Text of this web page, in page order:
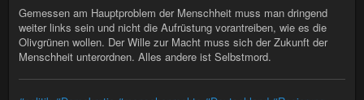
Gemessen am Hauptproblem der Menschheit muss man dringend
weiter links sein und nicht die Aufrüstung vorantreiben, wie es die
Olivgrünen wollen. Der Wille zur Macht muss sich der Zukunft der
Menschheit unterordnen. Alles andere ist Selbstmord.